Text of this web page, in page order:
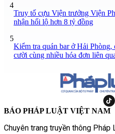
4
Truy tố cựu Viện trưởng Viện
nhận hối lộ hơn 8 tỷ đồng
5
Kiểm tra quán bar ở Hải
cười cùng nhiều hóa đơn liên
BÁO PHÁP LUẬT VIỆT NAM
Chuyên trang truyền thông Pháp